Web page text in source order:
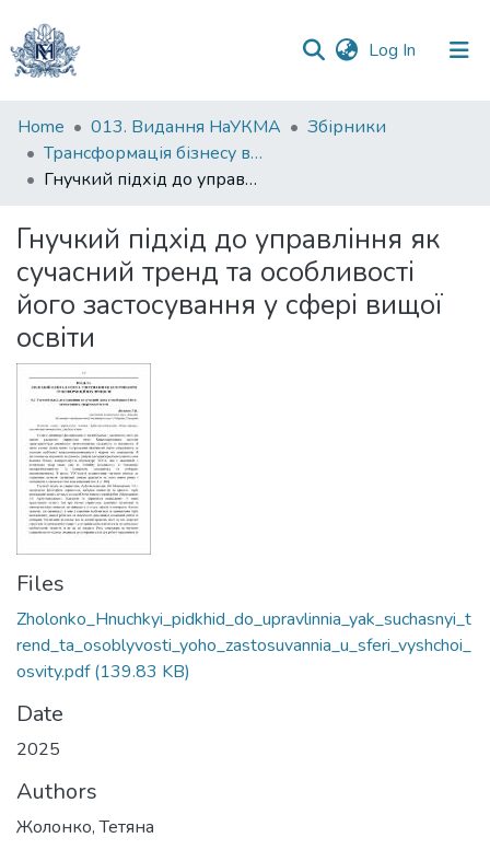
Log In (current)
Communities
&
Collections
Statistics
Home 013. Видання НаУКМА
Збірники
Трансформація бізнесу в контексті глобальних викликів сталого розвитку: колективна монографія
Гнучкий підхід до управління як сучасний тренд та особливості його застосування у сфері вищої освіти
Гнучкий підхід до управління як
сучасний тренд та особливості
його застосування у сфері вищої
освіти
Files
Zholonko_Hnuchkyi_pidkhid_do_upravlinnia_yak_suchasnyi_t
rend_ta_osoblyvosti_yoho_zastosuvannia_u_sferi_vyshchoi_
osvity.pdf(139.83 KB)
Date
2025
Authors
Жолонко, Тетяна